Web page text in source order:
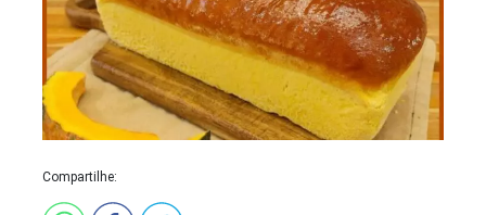
Compartilhe: